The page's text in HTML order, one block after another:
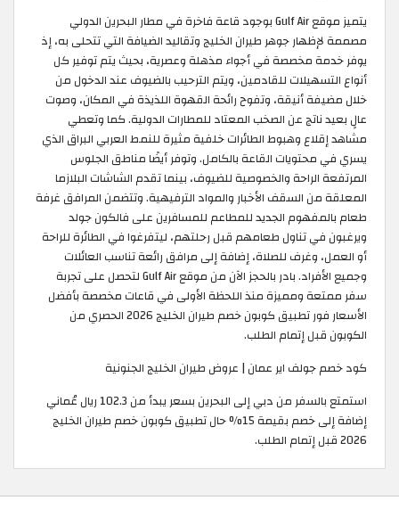
يتميز موقع Gulf Air بوجود قاعة فاخرة في مطار البحرين الدولي
مصممة لإظهار جوهر طيران الخليج وتقاليد الضيافة التي تتحلى به، إذ
يوفر خدمة مخصصة في أجواء مذهلة وعصرية، بحيث يتم توفير كل
أنواع التسهيلات للقادمين، ويتم الترحيب بالضيوف عند الدخول من
خلال مضيفة أنيقة، وتفوح رائحة القهوة اللذيذة في المكان، وصوت
عالٍ بعيد ناتج عن الصخب المعتاد للمطارات الدولية. كما وتعطي
مشاهد إقلاع وهبوط الطائرات خلفية مثيرة للنمط العربي البراق الذي
يسري في محتويات القاعة بالكامل. وتوفر أيضًا مناطق الجلوس
المرتفعة الراحة والخصوصية للضيوف، بينما تقدم الشاشات البلازما
المعلقة من السقف الأخبار والمواد الترفيهية. وتتضمن المرافق غرفة
طعام بالمفهوم الجديد للمطاعم للمسافرين على فالكون جولد
ويرغبون في تناول طعامهم قبل رحلتهم، ليتفرغوا في الطائرة للراحة
أو العمل، وغرف للصلاة، إضافة إلى مرافق رائعة تناسب العائلات
وجميع الأفراد. بادر بالحجز الآن من موقع Gulf Air لتحصل على تجربة
سفر ممتعة ومميزة منذ اللحظة الأولى في قاعات مخصصة بأفضل
الأسعار فور تطبيق كوبون خصم طيران الخليج 2026 الحصري من
الكوبون قبل إتمام الطلب.
كود خصم جولف اير عمان | عروض طيران الخليج الجنونية
استمتع بالسفر من دبي إلى البحرين بسعر يبدأ من 102.3 ريال عُماني
إضافة إلى خصم بقيمة 15% حال تطبيق كوبون خصم طيران الخليج
2026 قبل إتمام الطلب.